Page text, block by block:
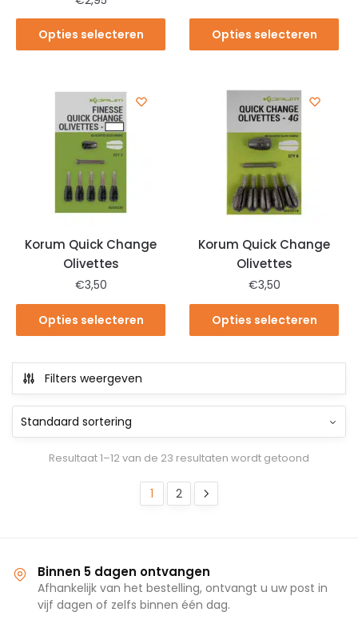
Opties selecteren Opties selecteren
Korum Quick Change
Olivettes
€3,50
Opties selecteren
Korum Quick Change
Olivettes
€3,50
Opties selecteren
Filters weergeven
Resultaat 1–12 van de 23 resultaten wordt getoond
1 2
Binnen 5 dagen ontvangen
Afhankelijk van het bestelling, ontvangt u uw post in
vijf dagen of zelfs binnen één dag.